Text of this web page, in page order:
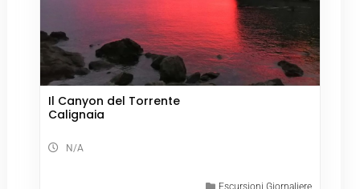
Il Canyon del Torrente
Calignaia
N/A